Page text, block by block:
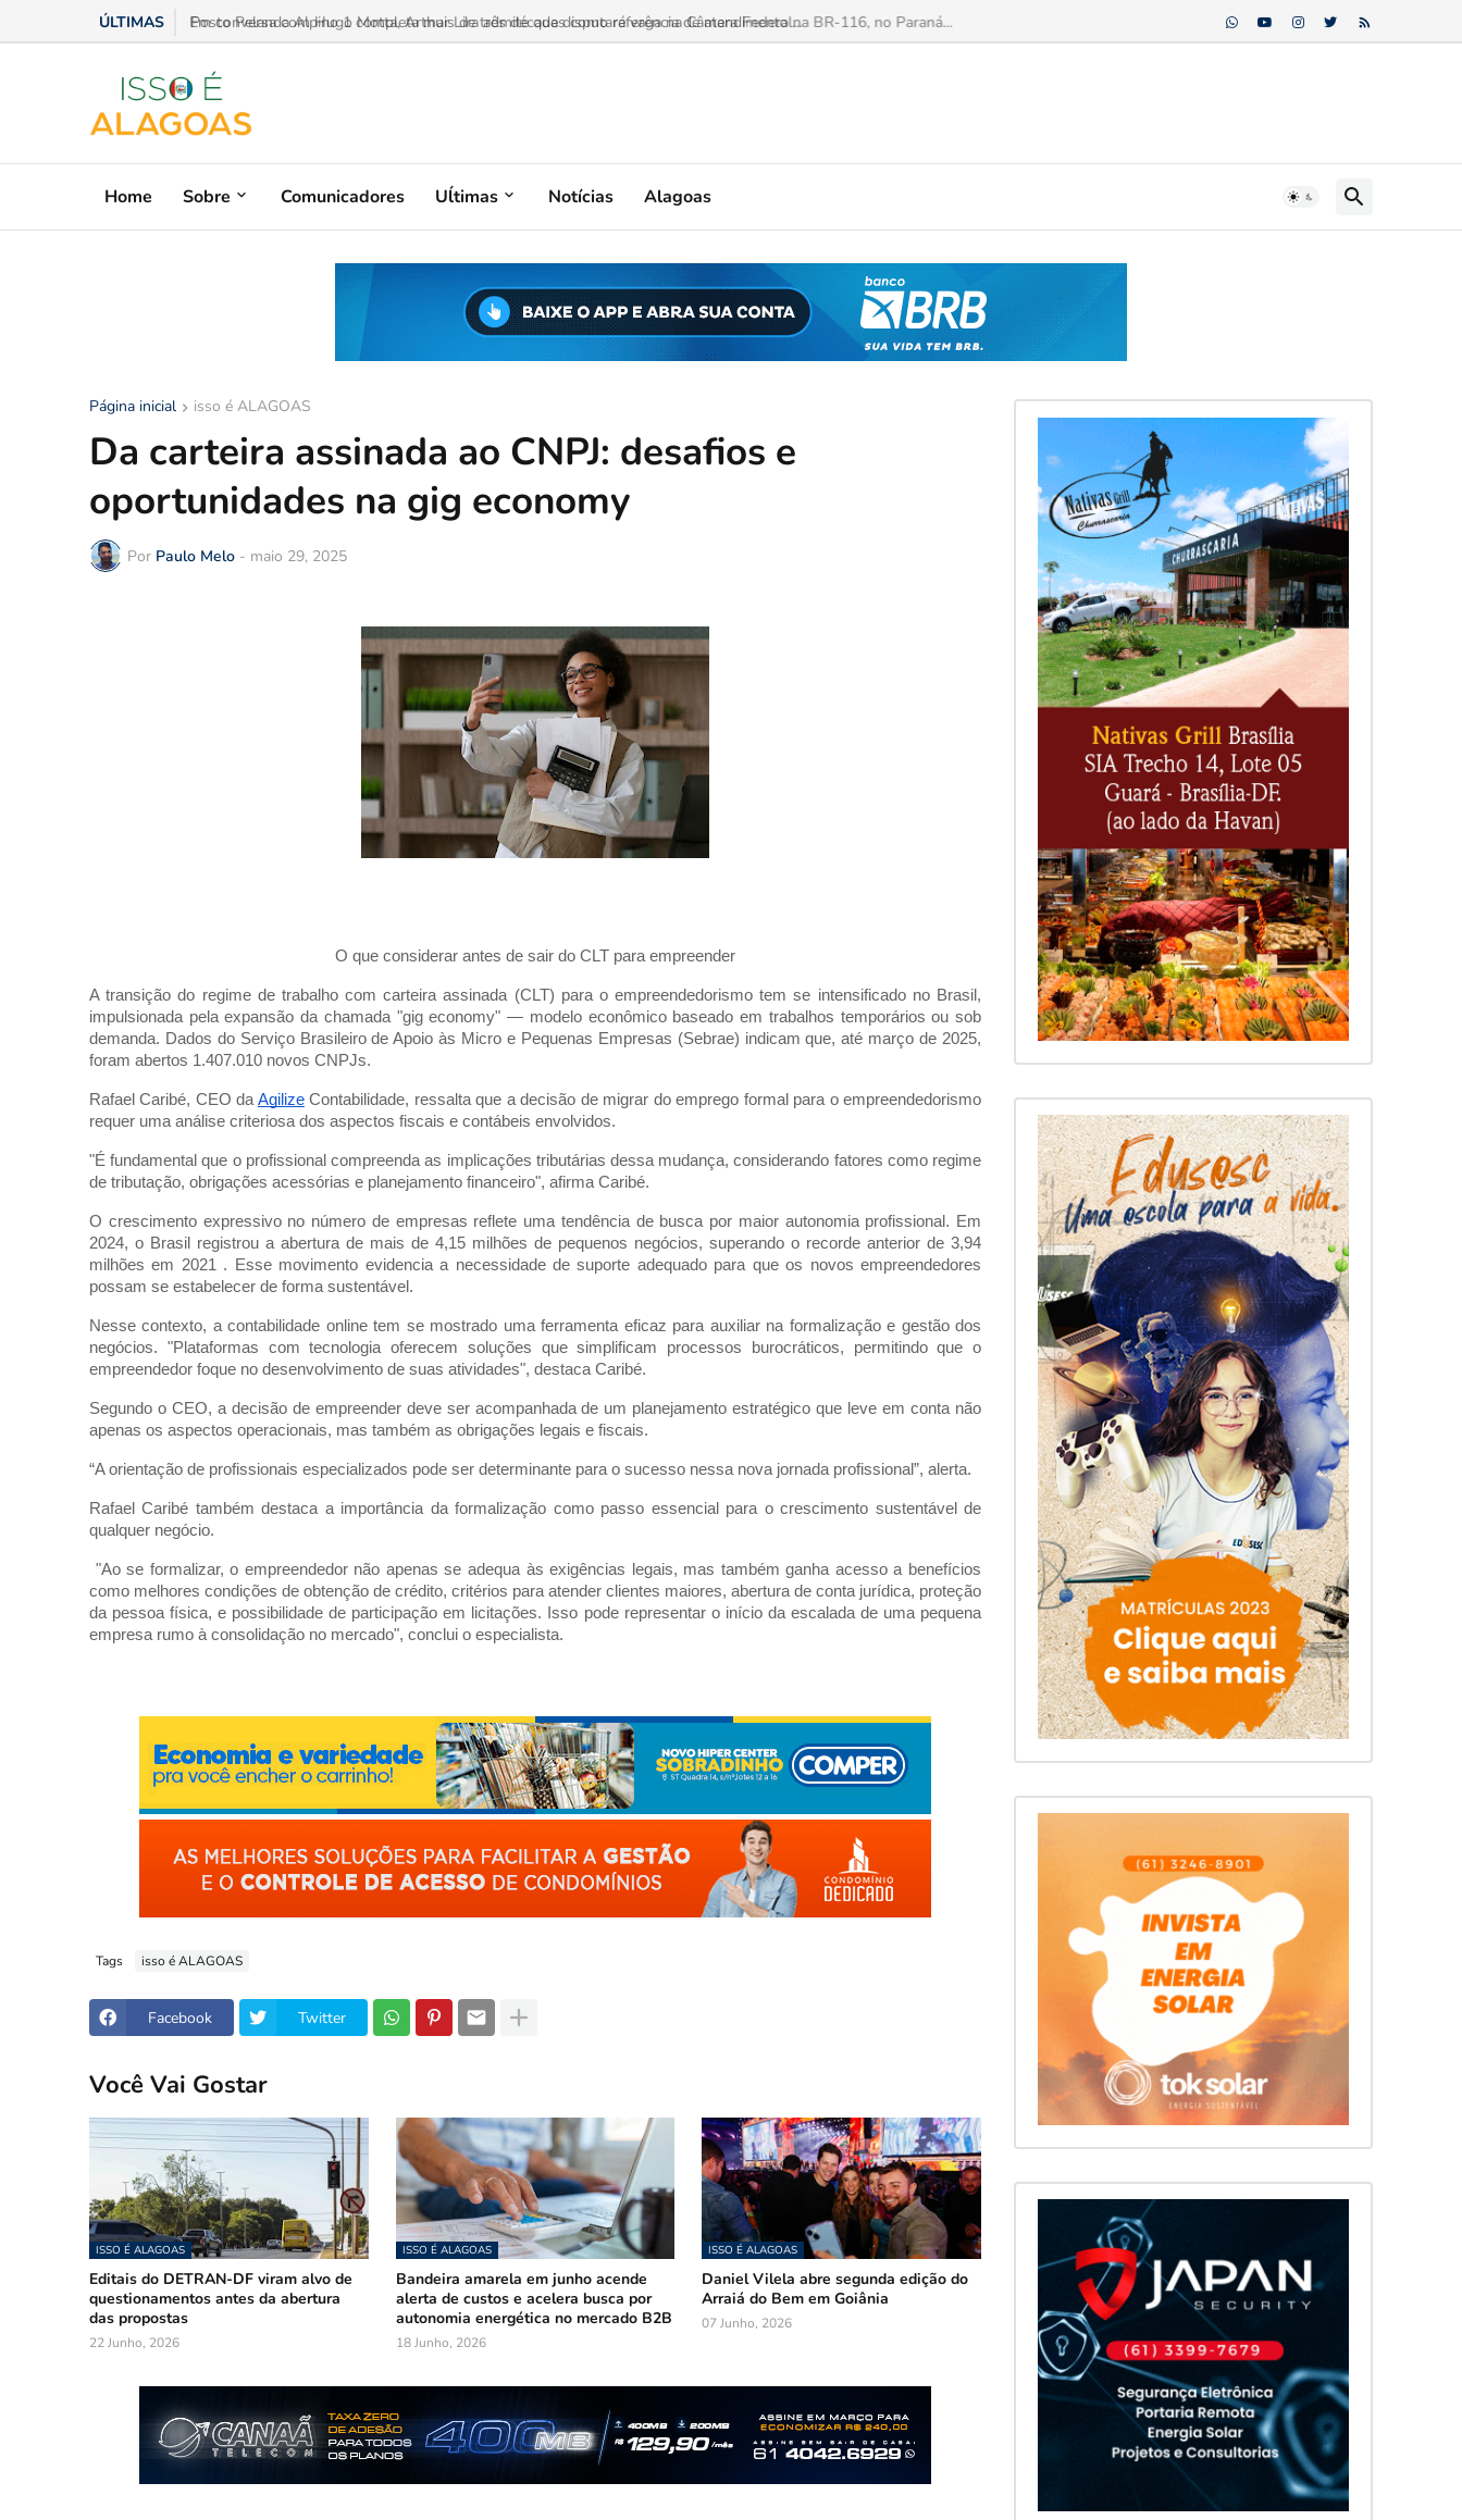
ÚLTIMAS Em conversa com Hugo Motta, Arthur Lira admite que disputará vaga na Câmara Federal...
Home Sobre Comunicadores Uĺtimas Notícias Alagoas
Página inicial isso é ALAGOAS
Da carteira assinada ao CNPJ: desafios e
oportunidades na gig economy
Por Paulo Melo - maio 29, 2025
O que considerar antes de sair do CLT para empreender
A transição do regime de trabalho com carteira assinada (CLT) para o empreendedorismo tem se intensificado no Brasil,
impulsionada pela expansão da chamada "gig economy" — modelo econômico baseado em trabalhos temporários ou sob
demanda. Dados do Serviço Brasileiro de Apoio às Micro e Pequenas Empresas (Sebrae) indicam que, até março de 2025,
foram abertos 1.407.010 novos CNPJs.
Rafael Caribé, CEO da AgilizeContabilidade, ressalta que a decisão de migrar do emprego formal para o empreendedorismo
requer uma análise criteriosa dos aspectos fiscais e contábeis envolvidos.
"É fundamental que o profissional compreenda as implicações tributárias dessa mudança, considerando fatores como regime
de tributação, obrigações acessórias e planejamento financeiro", afirma Caribé.
O crescimento expressivo no número de empresas reflete uma tendência de busca por maior autonomia profissional. Em
2024, o Brasil registrou a abertura de mais de 4,15 milhões de pequenos negócios, superando o recorde anterior de 3,94
milhões em 2021 . Esse movimento evidencia a necessidade de suporte adequado para que os novos empreendedores
possam se estabelecer de forma sustentável.
Nesse contexto, a contabilidade online tem se mostrado uma ferramenta eficaz para auxiliar na formalização e gestão dos
negócios. "Plataformas com tecnologia oferecem soluções que simplificam processos burocráticos, permitindo que o
empreendedor foque no desenvolvimento de suas atividades", destaca Caribé.
Segundo o CEO, a decisão de empreender deve ser acompanhada de um planejamento estratégico que leve em conta não
apenas os aspectos operacionais, mas também as obrigações legais e fiscais.
“A orientação de profissionais especializados pode ser determinante para o sucesso nessa nova jornada profissional”, alerta.
Rafael Caribé também destaca a importância da formalização como passo essencial para o crescimento sustentável de
qualquer negócio.
"Ao se formalizar, o empreendedor não apenas se adequa às exigências legais, mas também ganha acesso a benefícios
como melhores condições de obtenção de crédito, critérios para atender clientes maiores, abertura de conta jurídica, proteção
da pessoa física, e possibilidade de participação em licitações. Isso pode representar o início da escalada de uma pequena
empresa rumo à consolidação no mercado", conclui o especialista.
Tags isso é ALAGOAS
Facebook Twitter
Você Vai Gostar
ISSO É ALAGOAS
Editais do DETRAN-DF viram alvo de
questionamentos antes da abertura
das propostas
22 Junho, 2026
ISSO É ALAGOAS
Bandeira amarela em junho acende
alerta de custos e acelera busca por
autonomia energética no mercado B2B
18 Junho, 2026
ISSO É ALAGOAS
Daniel Vilela abre segunda edição do
Arraiá do Bem em Goiânia
07 Junho, 2026